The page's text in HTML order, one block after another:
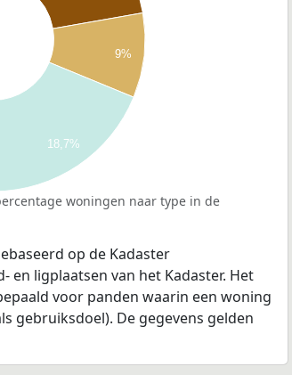
9%
18,7%
woningen naar type in de
op de Kadaster
en ligplaatsen van het Kadaster. Het
voor panden waarin een woning
gebruiksdoel). De gegevens gelden